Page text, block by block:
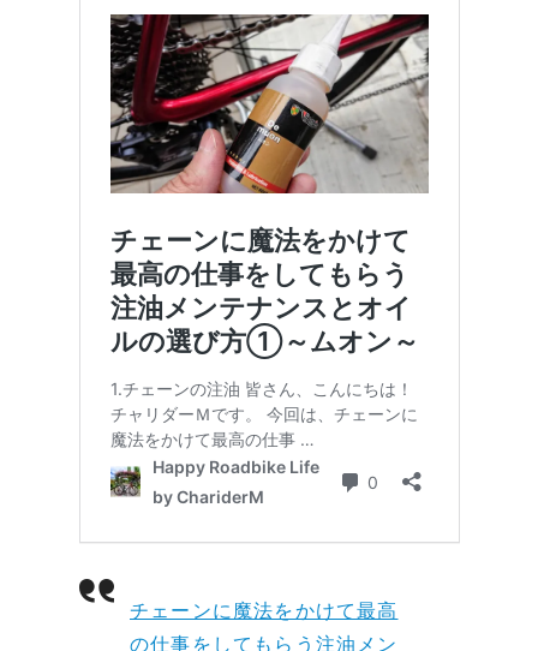
チェーンに魔法をかけて最高
の仕事をしてもらう注油メン